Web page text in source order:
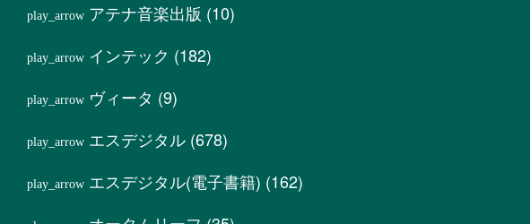
アテナ音楽出版 (10)
インテック (182)
ヴィータ (9)
エスデジタル (678)
エスデジタル(電子書籍) (162)